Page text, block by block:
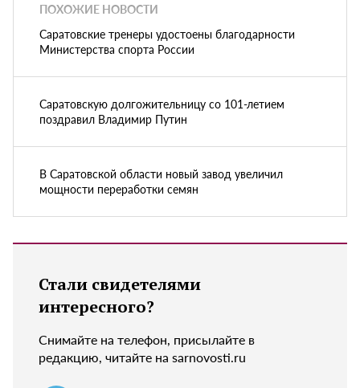
ПОХОЖИЕ НОВОСТИ
Саратовские тренеры удостоены благодарности
Министерства спорта России
Саратовскую долгожительницу со 101-летием
поздравил Владимир Путин
В Саратовской области новый завод увеличил
мощности переработки семян
Стали свидетелями
интересного?
Снимайте на телефон, присылайте в
редакцию, читайте на sarnovosti.ru